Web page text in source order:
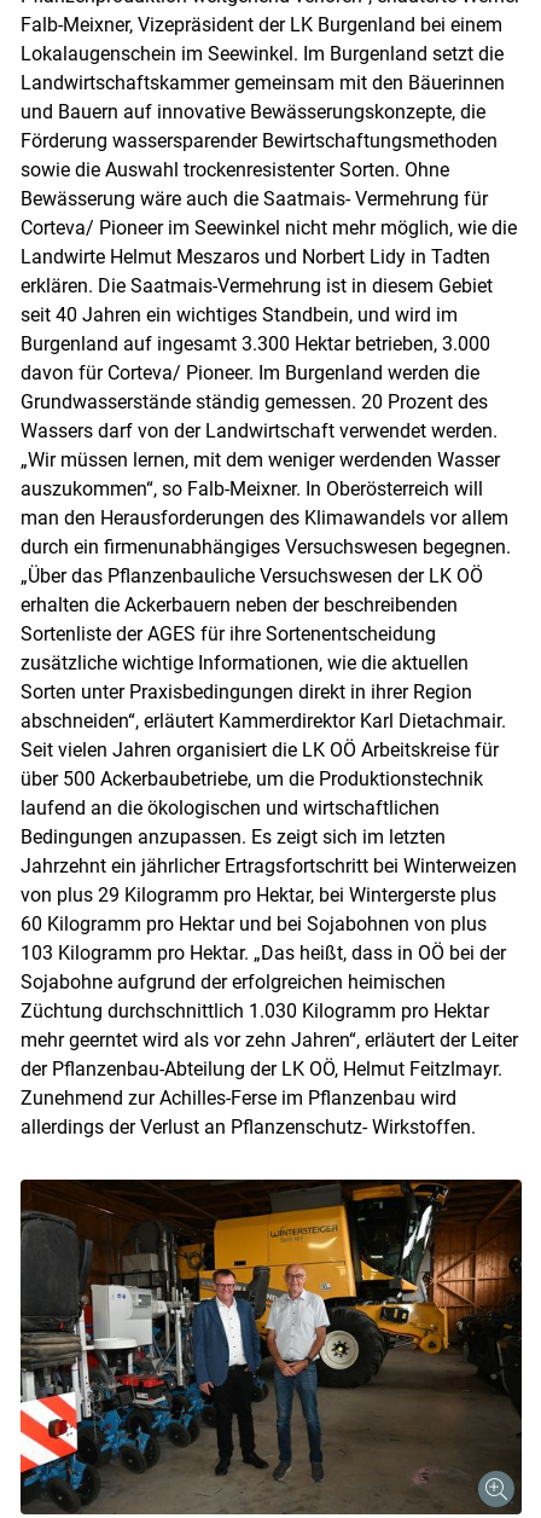
Falb-Meixner, Vizepräsident der LK Burgenland bei einem
Lokalaugenschein im Seewinkel. Im Burgenland setzt die
Landwirtschaftskammer gemeinsam mit den Bäuerinnen
und Bauern auf innovative Bewässerungskonzepte, die
Förderung wassersparender Bewirtschaftungsmethoden
sowie die Auswahl trockenresistenter Sorten. Ohne
Bewässerung wäre auch die Saatmais- Vermehrung für
Corteva/ Pioneer im Seewinkel nicht mehr möglich, wie die
Landwirte Helmut Meszaros und Norbert Lidy in Tadten
erklären. Die Saatmais-Vermehrung ist in diesem Gebiet
seit 40 Jahren ein wichtiges Standbein, und wird im
Burgenland auf ingesamt 3.300 Hektar betrieben, 3.000
davon für Corteva/ Pioneer. Im Burgenland werden die
Grundwasserstände ständig gemessen. 20 Prozent des
Wassers darf von der Landwirtschaft verwendet werden.
„Wir müssen lernen, mit dem weniger werdenden Wasser
auszukommen“, so Falb-Meixner. In Oberösterreich will
man den Herausforderungen des Klimawandels vor allem
durch ein firmenunabhängiges Versuchswesen begegnen.
„Über das Pflanzenbauliche Versuchswesen der LK OÖ
erhalten die Ackerbauern neben der beschreibenden
Sortenliste der AGES für ihre Sortenentscheidung
zusätzliche wichtige Informationen, wie die aktuellen
Sorten unter Praxisbedingungen direkt in ihrer Region
abschneiden“, erläutert Kammerdirektor Karl Dietachmair.
Seit vielen Jahren organisiert die LK OÖ Arbeitskreise für
über 500 Ackerbaubetriebe, um die Produktionstechnik
laufend an die ökologischen und wirtschaftlichen
Bedingungen anzupassen. Es zeigt sich im letzten
Jahrzehnt ein jährlicher Ertragsfortschritt bei Winterweizen
von plus 29 Kilogramm pro Hektar, bei Wintergerste plus
60 Kilogramm pro Hektar und bei Sojabohnen von plus
103 Kilogramm pro Hektar. „Das heißt, dass in OÖ bei der
Sojabohne aufgrund der erfolgreichen heimischen
Züchtung durchschnittlich 1.030 Kilogramm pro Hektar
mehr geerntet wird als vor zehn Jahren“, erläutert der Leiter
der Pflanzenbau-Abteilung der LK OÖ, Helmut Feitzlmayr.
Zunehmend zur Achilles-Ferse im Pflanzenbau wird
allerdings der Verlust an Pflanzenschutz- Wirkstoffen.